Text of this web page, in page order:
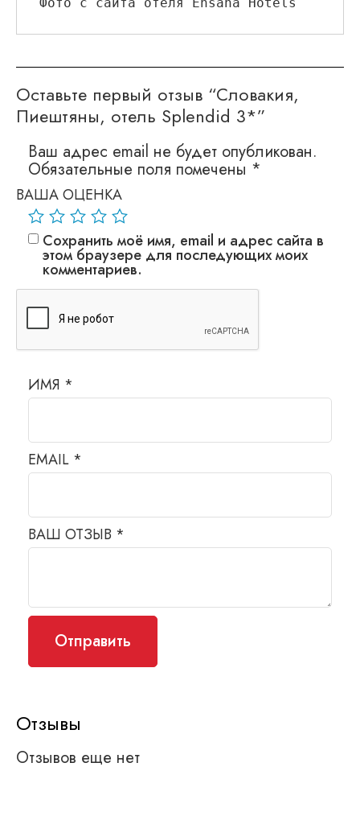
Фото с сайта отеля Ensana Hotels
Отзывы
Отзывов еще нет
Оставьте первый отзыв “Словакия,
Пиештяны, отель Splendid 3*”
Ваш адрес email не будет опубликован.
Обязательные поля помечены *
ВАША ОЦЕНКА
ВАШ ОТЗЫВ *
ИМЯ *
EMAIL *
Сохранить моё имя, email и адрес сайта в
этом браузере для последующих моих
комментариев.